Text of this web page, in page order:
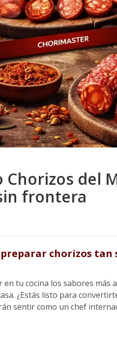
Chorizos del
frontera
chorizos tan
en tu cocina los sabores más
¿Estás listo para
sentir como un chef